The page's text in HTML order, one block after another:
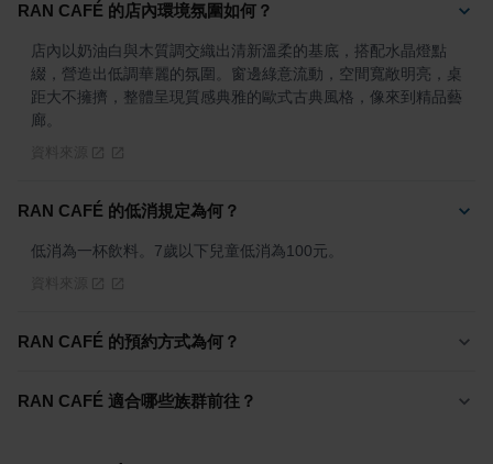
RAN CAFÉ 的店內環境氛圍如何？
店內以奶油白與木質調交織出清新溫柔的基底，搭配水晶燈點
綴，營造出低調華麗的氛圍。窗邊綠意流動，空間寬敞明亮，桌
距大不擁擠，整體呈現質感典雅的歐式古典風格，像來到精品藝
廊。
RAN CAFÉ 的低消規定為何？
低消為一杯飲料。7歲以下兒童低消為100元。
RAN CAFÉ 的預約方式為何？
RAN CAFÉ 適合哪些族群前往？